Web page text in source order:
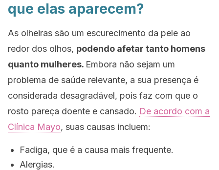
que elas aparecem?
As olheiras são um escurecimento da pele ao
redor dos olhos, podendo afetar tanto homens
quanto mulheres. Embora não sejam um
problema de saúde relevante, a sua presença é
considerada desagradável, pois faz com que o
rosto pareça doente e cansado. De acordo com a
Clínica Mayo, suas causas incluem:
Fadiga, que é a causa mais frequente.
Alergias.